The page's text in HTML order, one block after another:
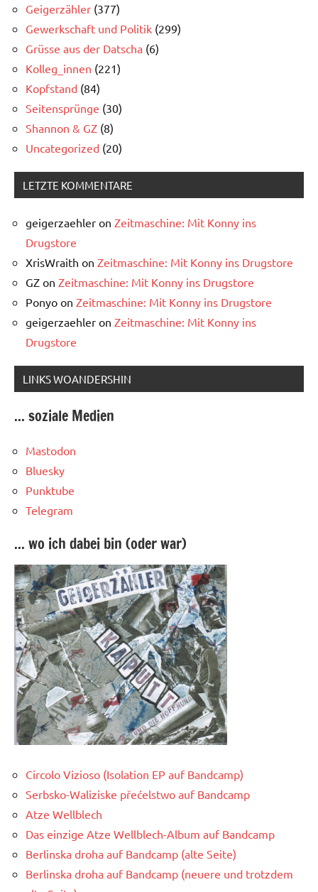
Geigerzähler (377)
Gewerkschaft und Politik (299)
Grüsse aus der Datscha (6)
Kolleg_innen (221)
Kopfstand (84)
Seitensprünge (30)
Shannon & GZ (8)
Uncategorized (20)
LETZTE KOMMENTARE
geigerzaehler on Zeitmaschine: Mit Konny ins
Drugstore
XrisWraith on Zeitmaschine: Mit Konny ins Drugstore
GZ on Zeitmaschine: Mit Konny ins Drugstore
Ponyo on Zeitmaschine: Mit Konny ins Drugstore
geigerzaehler on Zeitmaschine: Mit Konny ins
Drugstore
LINKS WOANDERSHIN
... soziale Medien
Mastodon
Bluesky
Punktube
Telegram
... wo ich dabei bin (oder war)
Circolo Vizioso (Isolation EP auf Bandcamp)
Serbsko-Waliziske přećelstwo auf Bandcamp
Atze Wellblech
Das einzige Atze Wellblech-Album auf Bandcamp
Berlinska droha auf Bandcamp (alte Seite)
Berlinska droha auf Bandcamp (neuere und trotzdem